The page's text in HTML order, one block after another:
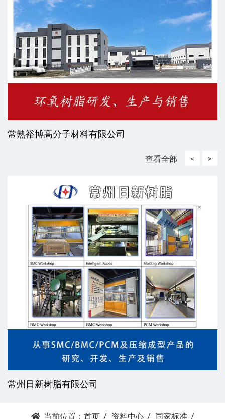
常熟裕博高分子材料有限公司
查看全部 <
常州日新树脂有限公司
>
当前位置： 首页 资料中心
国家标准